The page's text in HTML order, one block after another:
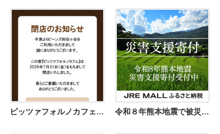
ピッツァフォルノカフェ閉店のお知らせ 令和８年熊本地震で被災された皆さまに、心よりお見舞い申し上げます